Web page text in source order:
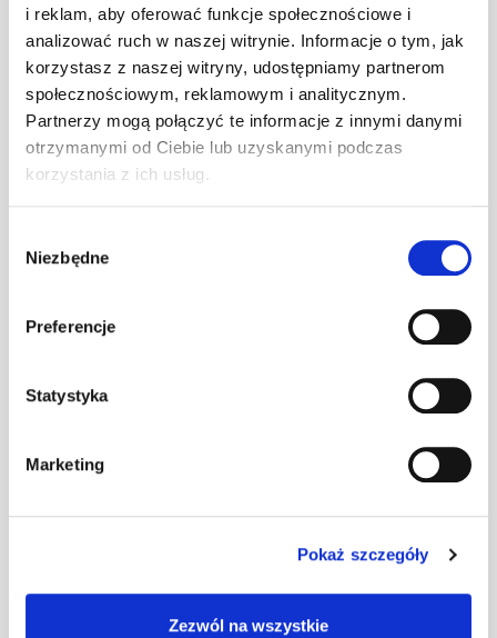
i reklam, aby oferować funkcje społecznościowe i
analizować ruch w naszej witrynie. Informacje o tym, jak
korzystasz z naszej witryny, udostępniamy partnerom
społecznościowym, reklamowym i analitycznym.
Partnerzy mogą połączyć te informacje z innymi danymi
otrzymanymi od Ciebie lub uzyskanymi podczas
korzystania z ich usług.
zgody
Niezbędne
Preferencje
Statystyka
Marketing
Pokaż szczegóły
Zezwól na wszystkie
Wspornik ławy
komin. S
grafitowy
szt –
Wspornik ławy
komin. S
brązowy